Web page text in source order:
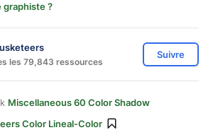
?
les 79,843 ressources
Suivre
Miscellaneous 60 Color Shadow
Color Lineal-Color